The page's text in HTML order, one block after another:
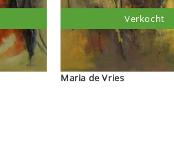
Maria de Vries
Verkocht